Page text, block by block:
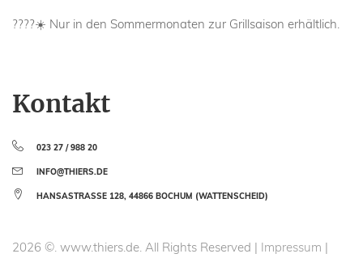
????☀️ Nur in den Sommermonaten zur Grillsaison erhältlich.
Kontakt
023 27 / 988 20
INFO@THIERS.DE
HANSASTRASSE 128, 44866 BOCHUM (WATTENSCHEID)
2026 ©. www.thiers.de. All Rights Reserved | Impressum |